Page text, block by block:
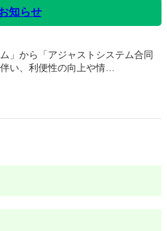
知らせ
」から「アジャストシステム合同
い、利便性の向上や情…